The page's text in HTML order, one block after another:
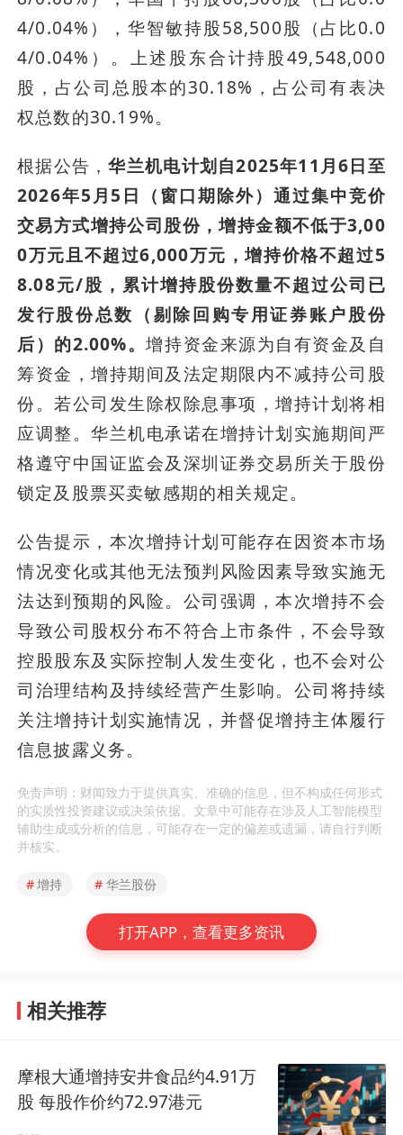
4/0.04%），华智敏持股58,500股（占比0.0
4/0.04%）。上述股东合计持股49,548,000
股，占公司总股本的30.18%，占公司有表决
权总数的30.19%。
根据公告，华兰机电计划自2025年11月6日至
2026年5月5日（窗口期除外）通过集中竞价
交易方式增持公司股份，增持金额不低于3,00
0万元且不超过6,000万元，增持价格不超过5
8.08元/股，累计增持股份数量不超过公司已
发行股份总数（剔除回购专用证券账户股份
后）的2.00%。增持资金来源为自有资金及自
筹资金，增持期间及法定期限内不减持公司股
份。若公司发生除权除息事项，增持计划将相
应调整。华兰机电承诺在增持计划实施期间严
格遵守中国证监会及深圳证券交易所关于股份
锁定及股票买卖敏感期的相关规定。
公告提示，本次增持计划可能存在因资本市场
情况变化或其他无法预判风险因素导致实施无
法达到预期的风险。公司强调，本次增持不会
导致公司股权分布不符合上市条件，不会导致
控股股东及实际控制人发生变化，也不会对公
司治理结构及持续经营产生影响。公司将持续
关注增持计划实施情况，并督促增持主体履行
信息披露义务。
免责声明：财闻致力于提供真实、准确的信息，但不构成任何形式
的实质性投资建议或决策依据。文章中可能存在涉及人工智能模型
辅助生成或分析的信息，可能存在一定的偏差或遗漏，请自行判断
并核实。
#增持 # 华兰股份
打开APP，查看更多资讯
相关推荐
摩根大通增持安井食品约4.91万
股 每股作价约72.97港元